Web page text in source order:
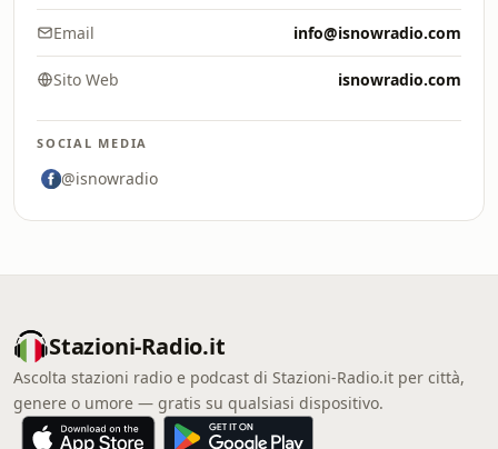
Email info@isnowradio.com
Sito Web isnowradio.com
SOCIAL MEDIA
@isnowradio
Stazioni-Radio.it
Ascolta stazioni radio e podcast di Stazioni-Radio.it per città,
genere o umore — gratis su qualsiasi dispositivo.